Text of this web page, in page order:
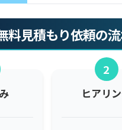
料見積もり依頼の
2
ヒアリ